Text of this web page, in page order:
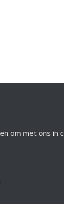
om met ons in